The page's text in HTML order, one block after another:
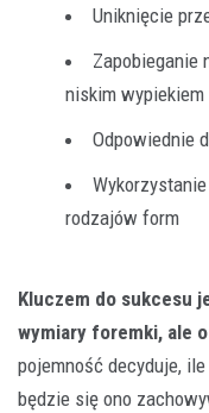
Uniknięcie
Zapobieganie
niskim wypiekiem
Odpowiednie
rodzajów form
Kluczem do sukcesu
wymiary foremki, ale
pojemność decyduje,
będzie się ono